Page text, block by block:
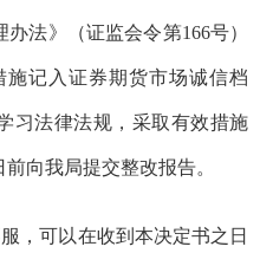
法》（证监会令第166号）
施记入证券期货市场诚信档
习法律法规，采取有效措施
前向我局提交整改报告。
，可以在收到本决定书之日